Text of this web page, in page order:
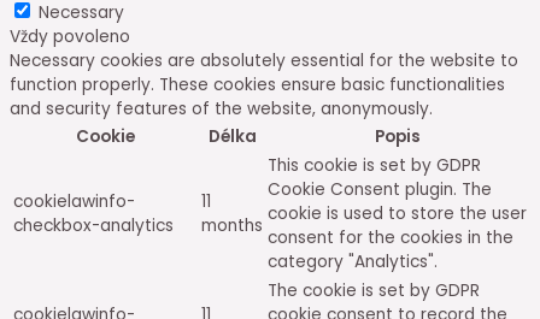
Necessary
Vždy povoleno
Necessary cookies are absolutely essential for the website to
function properly. These cookies ensure basic functionalities
and security features of the website, anonymously.
Cookie
Délka Popis
cookielawinfo-
checkbox-analytics
11
months
This cookie is set by GDPR
Cookie Consent plugin. The
cookie is used to store the user
consent for the cookies in the
category "Analytics".
The cookie is set by GDPR